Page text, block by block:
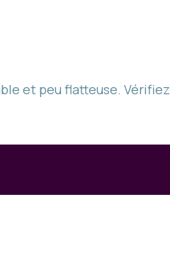
et peu flatteuse. Vérifiez